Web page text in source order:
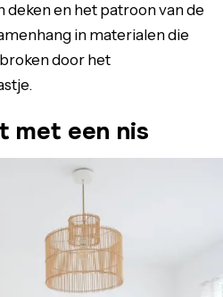
deken en het patroon van de
in materialen die
door het
met een nis